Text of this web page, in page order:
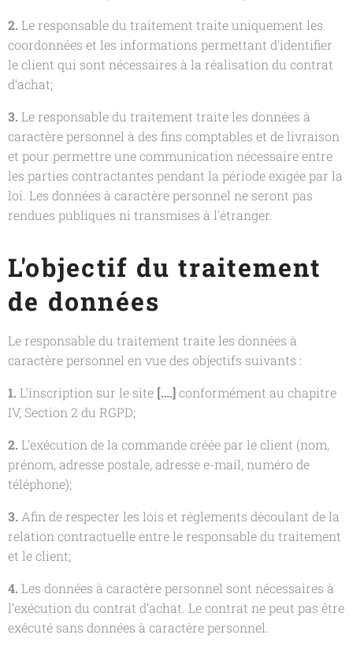
2. Le responsable du traitement traite uniquement les
coordonnées et les informations permettant d'identifier
le client qui sont nécessaires à la réalisation du contrat
d’achat;
3. Le responsable du traitement traite les données à
caractère personnel à des fins comptables et de livraison
et pour permettre une communication nécessaire entre
les parties contractantes pendant la période exigée par la
loi. Les données à caractère personnel ne seront pas
rendues publiques ni transmises à l'étranger.
L'objectif du traitement
de données
Le responsable du traitement traite les données à
caractère personnel en vue des objectifs suivants :
1. L’inscription sur le site [….]conformément au chapitre
IV, Section 2 du RGPD;
2. L’exécution de la commande créée par le client (nom,
prénom, adresse postale, adresse e-mail, numéro de
téléphone);
3. Afin de respecter les lois et règlements découlant de la
relation contractuelle entre le responsable du traitement
et le client;
4. Les données à caractère personnel sont nécessaires à
l’exécution du contrat d’achat. Le contrat ne peut pas être
exécuté sans données à caractère personnel.